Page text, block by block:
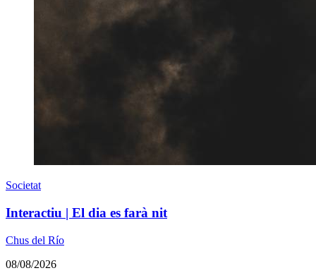
Societat
Interactiu | El dia es farà nit
Chus del Río
08/08/2026